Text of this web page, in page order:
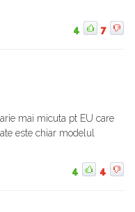
4 7
mai micuta pt EU care
este chiar modelul
4 4